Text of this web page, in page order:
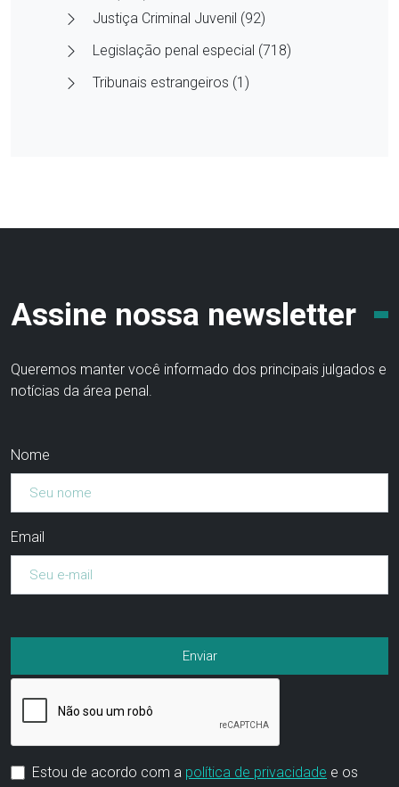
Justiça Criminal Juvenil (92)
Legislação penal especial (718)
Tribunais estrangeiros (1)
Assine nossa newsletter
Queremos manter você informado dos principais julgados e
notícias da área penal.
Nome
Email
Estou de acordo com a política de privacidade e os